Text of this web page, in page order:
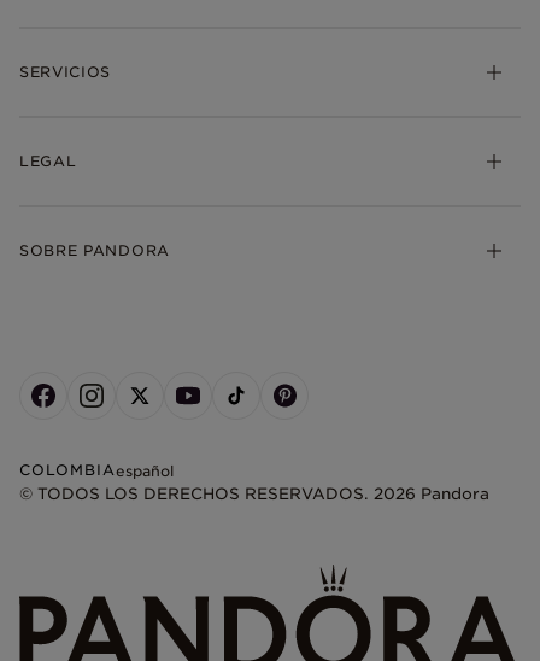
SERVICIOS
LEGAL
SOBRE PANDORA
COLOMBIAespañol
© TODOS LOS DERECHOS RESERVADOS. 2026 Pandora